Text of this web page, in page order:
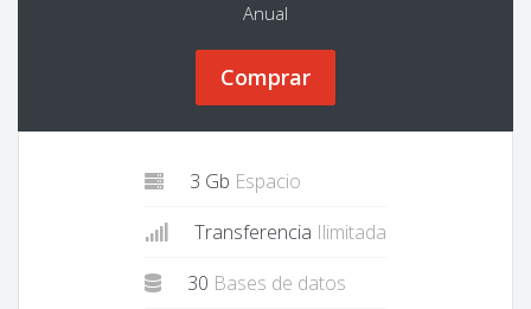
Anual
Comprar
3 Gb Espacio
Transferencia Ilimitada
30 Bases de datos